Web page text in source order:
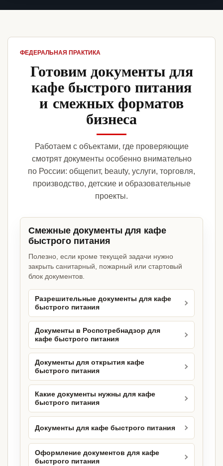
ФЕДЕРАЛЬНАЯ ПРАКТИКА
Готовим документы для
кафе быстрого питания
и смежных форматов
бизнеса
Работаем с объектами, где проверяющие
смотрят документы особенно внимательно
по России: общепит, beauty, услуги, торговля,
производство, детские и образовательные
проекты.
Смежные документы для кафе
быстрого питания
Полезно, если кроме текущей задачи нужно
закрыть санитарный, пожарный или стартовый
блок документов.
Разрешительные документы для кафе
быстрого питания
Документы в Роспотребнадзор для
кафе быстрого питания
Документы для открытия кафе
быстрого питания
Какие документы нужны для кафе
быстрого питания
Документы для кафе быстрого питания
Оформление документов для кафе
быстрого питания